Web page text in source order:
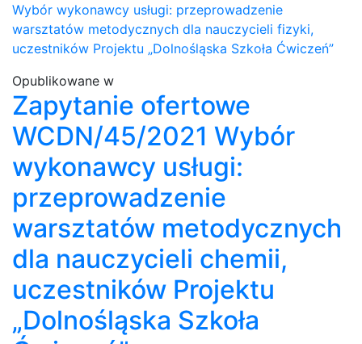
Wybór wykonawcy usługi: przeprowadzenie
warsztatów metodycznych dla nauczycieli fizyki,
uczestników Projektu „Dolnośląska Szkoła Ćwiczeń”
Opublikowane w
Zapytanie ofertowe
WCDN/45/2021 Wybór
wykonawcy usługi:
przeprowadzenie
warsztatów metodycznych
dla nauczycieli chemii,
uczestników Projektu
„Dolnośląska Szkoła